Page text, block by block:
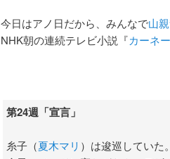
今日はアノ日だから、みんなで山
NHK朝の連続テレビ小説『カーネ
第24週「宣言」
糸子（夏木マリ ）は逡巡していた。